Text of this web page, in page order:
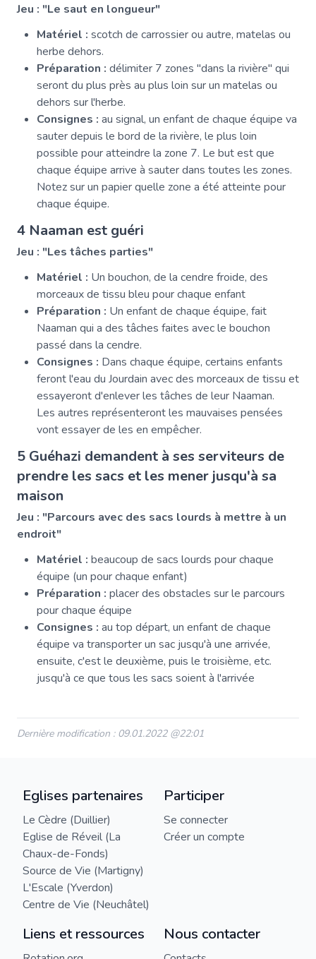
Jeu : "Le saut en longueur"
Matériel : scotch de carrossier ou autre, matelas ou
herbe dehors.
Préparation : délimiter 7 zones "dans la rivière" qui
seront du plus près au plus loin sur un matelas ou
dehors sur l'herbe.
Consignes : au signal, un enfant de chaque équipe va
sauter depuis le bord de la rivière, le plus loin
possible pour atteindre la zone 7. Le but est que
chaque équipe arrive à sauter dans toutes les zones.
Notez sur un papier quelle zone a été atteinte pour
chaque équipe.
4 Naaman est guéri
Jeu : "Les tâches parties"
Matériel : Un bouchon, de la cendre froide, des
morceaux de tissu bleu pour chaque enfant
Préparation : Un enfant de chaque équipe, fait
Naaman qui a des tâches faites avec le bouchon
passé dans la cendre.
Consignes : Dans chaque équipe, certains enfants
feront l'eau du Jourdain avec des morceaux de tissu et
essayeront d'enlever les tâches de leur Naaman.
Les autres représenteront les mauvaises pensées
vont essayer de les en empêcher.
5 Guéhazi demandent à ses serviteurs de
prendre les sacs et les mener jusqu'à sa
maison
Jeu : "Parcours avec des sacs lourds à mettre à un
endroit"
Matériel : beaucoup de sacs lourds pour chaque
équipe (un pour chaque enfant)
Préparation : placer des obstacles sur le parcours
pour chaque équipe
Consignes : au top départ, un enfant de chaque
équipe va transporter un sac jusqu'à une arrivée,
ensuite, c'est le deuxième, puis le troisième, etc.
jusqu'à ce que tous les sacs soient à l'arrivée
Dernière modification : 09.01.2022 @22:01
Eglises partenaires
Le Cèdre (Duillier)
Eglise de Réveil (La
Chaux-de-Fonds)
Source de Vie (Martigny)
L'Escale (Yverdon)
Centre de Vie (Neuchâtel)
Participer
Se connecter
Créer un compte
Liens et ressources Nous contacter